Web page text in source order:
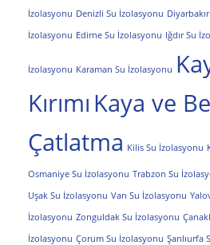
İzolasyonu Denizli Su İzolasyonu
İzolasyonu Edirne Su İzolasyonu Iğdır Su
İzolasyonu Karaman Su İzolasyonu
Kırımı Kaya ve
Çatlatma Kilis Su İzolasyonu
Osmaniye Su İzolasyonu Trabzon Su
Uşak Su İzolasyonu Van Su İzolasyonu
İzolasyonu Zonguldak Su İzolasyonu
İzolasyonu Çorum Su İzolasyonu Şanlıurfa